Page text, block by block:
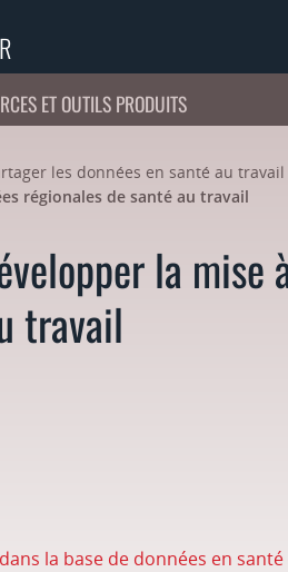
ET OUTILS PRODUITS
les données en santé au
régionales de santé au travail
la mise
travail
la base de données en santé